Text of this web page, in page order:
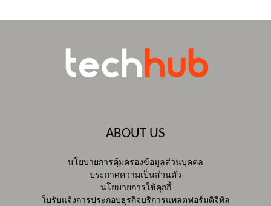
ABOUT US
นโยบายการคุ้มครองข้อมูลส่วนบุคคล
ประกาศความเป็นส่วนตัว
นโยบายการใช้คุกกี้
ใบรับแจ้งการประกอบธุรกิจบริการแพลตฟอร์มดิจิทัล